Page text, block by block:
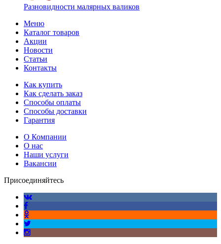
Разновидности малярных валиков
Меню
Каталог товаров
Акции
Новости
Статьи
Контакты
Как купить
Как сделать заказ
Способы оплаты
Способы доставки
Гарантия
О Компании
О нас
Наши услуги
Вакансии
Присоединяйтесь